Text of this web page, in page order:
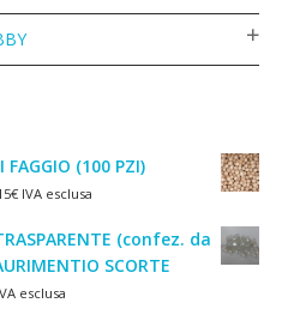
(100 PZI)
€IVA esclusa
(confez. da
SCORTE
esclusa